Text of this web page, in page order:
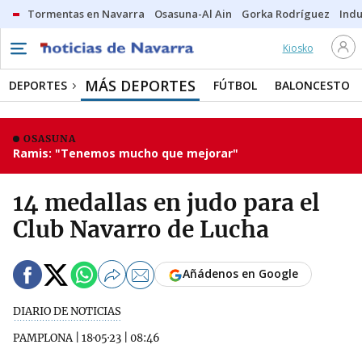
Tormentas en Navarra Osasuna-Al Ain Gorka Rodríguez
Kiosko
DEPORTES MÁS DEPORTES FÚTBOL BALONCESTO
OSASUNA
Ramis: "Tenemos mucho que mejorar"
14 medallas en judo para el
Club Navarro de Lucha
DIARIO DE NOTICIAS
PAMPLONA| 18·05·23 08:46
Añádenos en Google